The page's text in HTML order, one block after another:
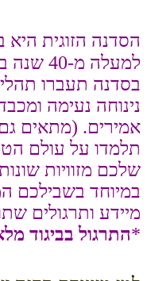
הסדנה הזוגית היא
למעלה מ-40 שנה ברחבי העולם.
בסדנה תעברו
נינוחה נעימה
אמירים. (מתאים
תלמדו על עולם
שלכם מזוויות
במיוחד בשבילכם
מיידע ותרגולים
*התרגול בביגוד